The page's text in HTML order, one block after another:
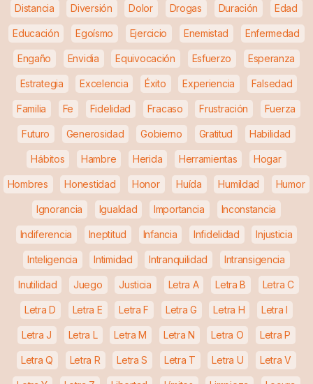
Distancia Diversión Dolor Drogas Duración Edad
Educación Egoísmo Ejercicio Enemistad Enfermedad
Engaño Envidia Equivocación Esfuerzo Esperanza
Estrategia Excelencia Éxito Experiencia Falsedad
Familia Fe Fidelidad Fracaso Frustración Fuerza
Futuro Generosidad Gobierno Gratitud Habilidad
Hábitos Hambre Herida Herramientas Hogar
Hombres Honestidad Honor Huída Humildad Humor
Ignorancia Igualdad Importancia Inconstancia
Indiferencia Ineptitud Infancia Infidelidad Injusticia
Inteligencia Intimidad Intranquilidad Intransigencia
Inutilidad Juego Justicia Letra A Letra B Letra C
Letra D Letra E Letra F Letra G Letra H Letra I
Letra J Letra L Letra M Letra N Letra O Letra P
Letra Q Letra R Letra S Letra T Letra U Letra V